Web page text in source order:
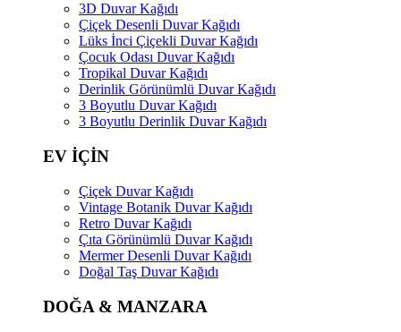
3D Duvar Kağıdı
Çiçek Desenli Duvar Kağıdı
Lüks İnci Çiçekli Duvar Kağıdı
Çocuk Odası Duvar Kağıdı
Tropikal Duvar Kağıdı
Derinlik Görünümlü Duvar Kağıdı
3 Boyutlu Duvar Kağıdı
3 Boyutlu Derinlik Duvar Kağıdı
EV İÇİN
Çiçek Duvar Kağıdı
Vintage Botanik Duvar Kağıdı
Retro Duvar Kağıdı
Çıta Görünümlü Duvar Kağıdı
Mermer Desenli Duvar Kağıdı
Doğal Taş Duvar Kağıdı
DOĞA & MANZARA